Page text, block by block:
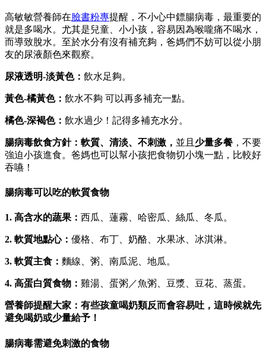
高敏敏營養師在臉書粉專提醒，不小心中鏢腸病毒，最重要的
就是多喝水。尤其是兒童、小小孩，容易因為喉嚨痛不喝水，
而導致脫水。至於水分有沒有補充夠，爸媽們不妨可以從小朋
友的尿液顏色來觀察。
尿液透明-淡黃色： 飲水足夠。
黃色-橘黃色： 飲水不夠 可以再多補充一點。
橘色-深褐色： 飲水過少！記得多補充水分。
腸病毒飲食方針：軟質、清淡、不刺激， 並且 少量多餐 ，不要
強迫小孩進食。爸媽也可以幫小孩把食物切小塊一點，比較好
吞嚥！
腸病毒可以吃的軟質食物
1. 高含水的蔬果： 西瓜、蓮霧、哈密瓜、絲瓜、冬瓜。
2. 軟質地點心： 優格、布丁、奶酪、水果冰、冰淇淋。
3. 軟質主食： 麵線、粥、南瓜泥、地瓜。
4. 高蛋白質食物： 雞湯、蛋粥／魚粥、豆漿、豆花、蒸蛋。
營養師提醒大家：有些孩童喝奶類反而會容易吐，這時候就先
避免喝奶或少量給予！
腸病毒需避免刺激的食物